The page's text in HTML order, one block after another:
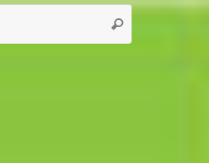
Recherche
Rechercher